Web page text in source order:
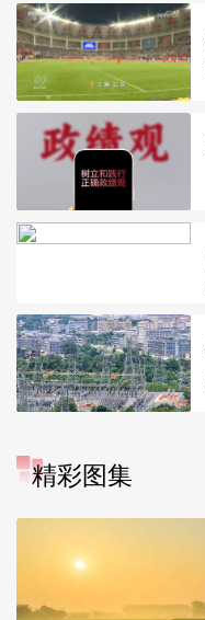
精彩图集